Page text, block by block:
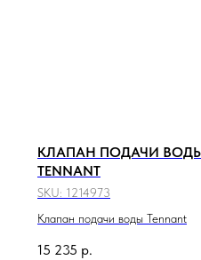
КЛАПАН ПОДАЧИ
TENNANT
SKU: 1214973
Клапан подачи воды Tennant
15 235 р.